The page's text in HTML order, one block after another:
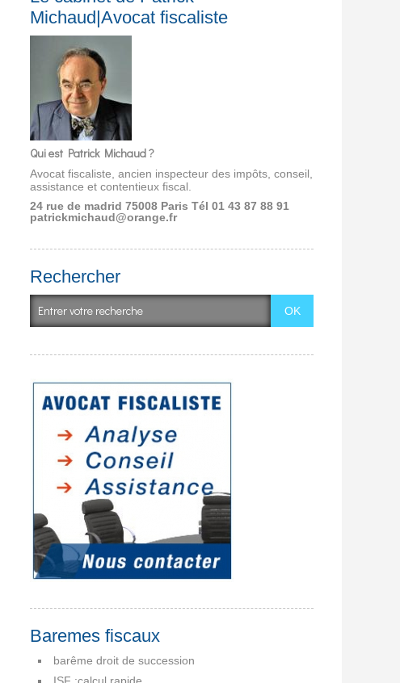
Michaud|Avocat fiscaliste
Qui est Patrick Michaud ?
Avocat fiscaliste, ancien inspecteur des impôts, conseil,
assistance et contentieux fiscal.
24 rue de madrid 75008 ParisTél 01 43 87 88 91
patrickmichaud@orange.fr
Rechercher
Baremes fiscaux
barême droit de succession
ISF :calcul rapide